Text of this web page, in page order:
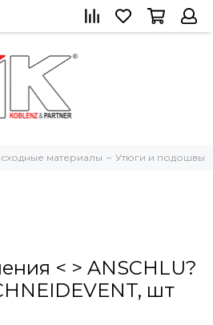
материалы Утюги и подошвы
< > ANSCHLU?
шт